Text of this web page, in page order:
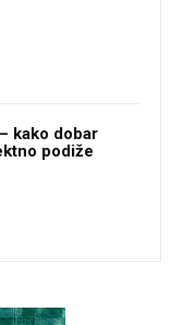
kako dobar
podiže